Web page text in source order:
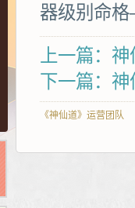
器级别命
上一篇：
下一篇：
《神仙道》运营团队